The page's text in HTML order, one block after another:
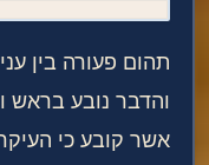
תהום פעורה בין
והדבר נובע בראש
אשר קובע כי